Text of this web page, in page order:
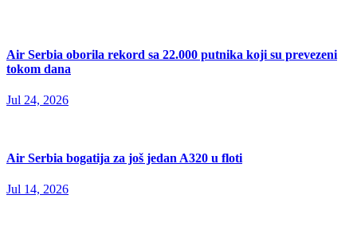
Air Serbia oborila rekord sa 22.000 putnika koji su prevezeni
tokom dana
Jul 24, 2026
Air Serbia bogatija za još jedan A320 u floti
Jul 14, 2026